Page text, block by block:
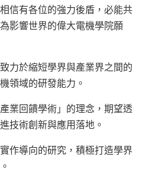
相信有各位的強力後盾， 必能共
影響世界的偉大電機學院願
力於縮短學界與產業界之間的
領域的研發能力。
業回饋學術」的理念，期望透
技術創新與應用落地。
作導向的研究，積極打造學界